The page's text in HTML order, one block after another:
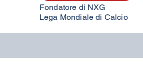
Fondatore di NXG
Lega Mondiale di Calcio